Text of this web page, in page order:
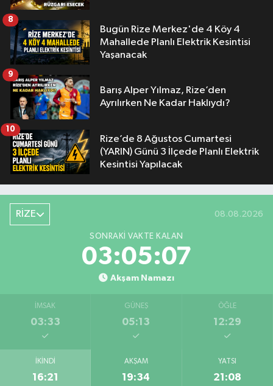
Bugün Rize Merkez'de 4 Köy 4
Mahallede Planlı Elektrik Kesintisi
Yaşanacak
8
Barış Alper Yılmaz, Rize’den
Ayrılırken Ne Kadar Haklıydı?
9
Rize’de 8 Ağustos Cumartesi
(YARIN) Günü 3 İlçede Planlı Elektrik
Kesintisi Yapılacak
10
RİZE 08.08.2026
SONRAKI VAKTE KALAN
03:05:06
Akşam Namazı
İMSAK
03:33
GÜNEŞ
05:13
ÖĞLE
12:29
İKINDI
16:21
AKŞAM
19:34
YATSI
21:08